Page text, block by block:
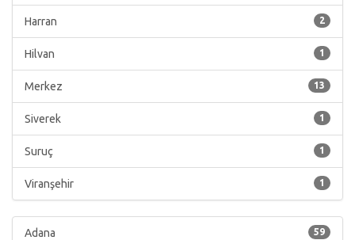
2
Harran
1
Hilvan
13
Merkez
1
Siverek
1
Suruç
1
Viranşehir
59
Adana